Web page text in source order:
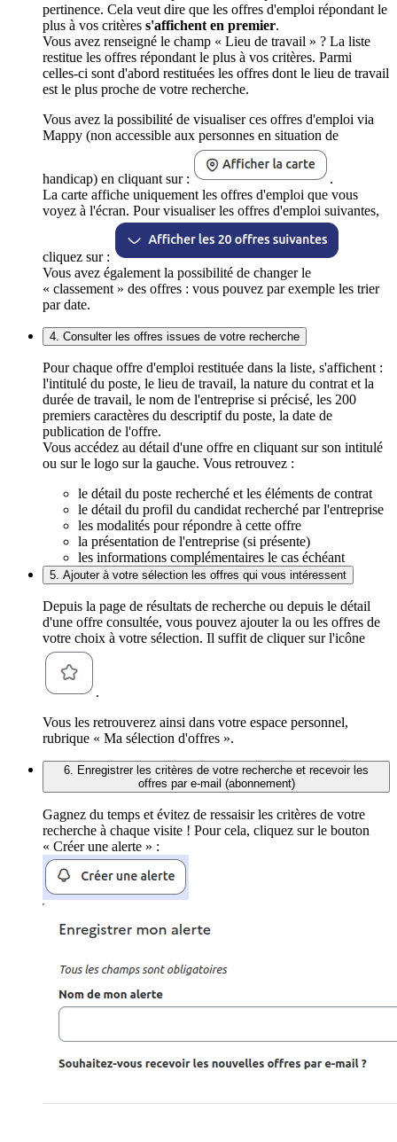
pertinence. Cela veut dire que les offres d'emploi répondant le
plus à vos critères s'affichent en premier.
Vous avez renseigné le champ « Lieu de travail » ? La liste
restitue les offres répondant le plus à vos critères. Parmi
celles-ci sont d'abord restituées les offres dont le lieu de travail
est le plus proche de votre recherche.
Vous avez la possibilité de visualiser ces offres d'emploi via
Mappy (non accessible aux personnes en situation de
handicap) en cliquant sur :
.
La carte affiche uniquement les offres d'emploi que vous
voyez à l'écran. Pour visualiser les offres d'emploi suivantes,
cliquez sur :
Vous avez également la possibilité de changer le
« classement » des offres : vous pouvez par exemple les trier
par date.
4. Consulter les offres issues de votre recherche
Pour chaque offre d'emploi restituée dans la liste, s'affichent :
l'intitulé du poste, le lieu de travail, la nature du contrat et la
durée de travail, le nom de l'entreprise si précisé, les 200
premiers caractères du descriptif du poste, la date de
publication de l'offre.
Vous accédez au détail d'une offre en cliquant sur son intitulé
ou sur le logo sur la gauche. Vous retrouvez :
le détail du poste recherché et les éléments de contrat
le détail du profil du candidat recherché par l'entreprise
les modalités pour répondre à cette offre
la présentation de l'entreprise (si présente)
les informations complémentaires le cas échéant
5. Ajouter à votre sélection les offres qui vous intéressent
Depuis la page de résultats de recherche ou depuis le détail
d'une offre consultée, vous pouvez ajouter la ou les offres de
votre choix à votre sélection. Il suffit de cliquer sur l'icône
.
Vous les retrouverez ainsi dans votre espace personnel,
rubrique « Ma sélection d'offres ».
6. Enregistrer les critères de votre recherche et recevoir les
offres par e-mail (abonnement)
Gagnez du temps et évitez de ressaisir les critères de votre
recherche à chaque visite ! Pour cela, cliquez sur le bouton
« Créer une alerte » :